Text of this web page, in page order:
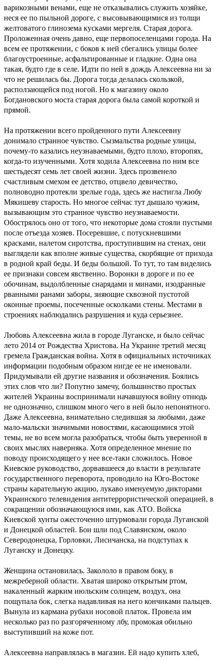
варикозными венами, еще не отказывались служить хозяйке,
неся ее по пыльной дороге, с высовывающимися из толщи
желтоватого глинозема кусками мергеля. Старая дорога.
Проложенная очень давно, еще первопоселенцами города. На
всем ее протяжении, с боков к ней сбегались улицы более
благоустроенные, асфальтированные и гладкие. Одна она
такая, будто где в селе. Идти по ней в дождь Алексеевна ни за
что не решилась бы. Дорога тогда делалась скользкой,
расползающейся под ногой. Но к магазину около
Богдановского моста старая дорога была самой короткой и
прямой.
На протяжении всего пройденного пути Алексеевну
донимало странное чувство. Сызмальства родные улицы,
почему-то казались неузнаваемыми, будто плохо, второпях,
когда-то изученными. Хотя ходила Алексеевна по ним все
шестьдесят семь лет своей жизни. Здесь прозвенело
счастливым смехом ее детство, отцвело девичество,
полноводно протекли зрелые года, здесь же настигла Любу
Мякишеву старость. Но многое сейчас тут дышало чужим,
вызывающим это странное чувство неузнаваемости.
Обострялось оно от того, что некоторые дома стояли пустыми
после отъезда хозяев. Посеревшие, с потускневшими
красками, налетом сиротства, проступившим на стенах, они
выглядели как вполне живые существа, скорбящие от прихода
в родной край беды. И беды большой. То тут, то там виделись
ее признаки совсем явственно. Воронки в дороге и по ее
обочинам, выдолбленные снарядами и минами, изодранные
рванными ранами заборы, зияющие сквозной пустотой
оконные проемы, посеченные осколками стены. Местами в
строениях наблюдались разрушения и куда серьезнее.
Любовь Алексеевна жила в городе Луганске, и было сейчас
лето 2014 от Рождества Христова. На Украине третий месяц
гремела Гражданская война. Хотя в официальных источниках
информации подобным образом нигде ее не именовали.
Придумывали ей другие названия и обозначения. Боялись
этих слов что ли? Попутно замечу, большинство простых
жителей Украины воспринимали начавшуюся войну отнюдь
не однозначно, слишком много чего в ней было непонятного.
Даже Алексеевна, внимательно следившая за любыми, даже
мало-мальски значимыми новостями, касающимися этой
темы, не во всем могла разобраться, чтобы быть уверенной в
своих мыслях наверняка. Хотя определенное мнение по
поводу происходящего у нее все-таки сложилось. Новое
Киевское руководство, дорвавшееся до власти в результате
государственного переворота, проводило на Юго-Востоке
страны карательную акцию, лукаво именуемую дикторами
Украинского телевидения антитеррористической операцией, в
сокращении обозначающуюся ими, как АТО. Войска
Киевской хунты ожесточенно штурмовали города Луганской
и Донецкой областей. Бои шли под Славянском, около
Северодонецка, Горловки, Лисичанска, на подступах к
Луганску и Донецку.
Женщина остановилась. Закололо в правом боку, в
межреберной области. Хватая широко открытым ртом,
накаленный жарким июльским солнцем, воздух, она
пощупала бок, слегка надавливая на него кончиками пальцев.
Вынула из кармана рубахи носовой платок. Провела им
несколько раз по разгоряченному лбу, промокая обильно
выступивший на коже пот.
Алексеевна направлялась в магазин. Ей надо купить хлеб,